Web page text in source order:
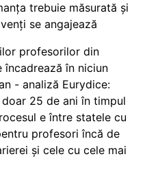
trebuie măsurată și
se angajează
profesorilor din
încadrează în niciun
- analiză Eurydice:
25 de ani în timpul
e între statele cu
profesori încă de
și cele cu cele mai